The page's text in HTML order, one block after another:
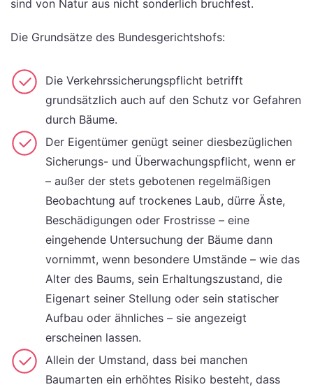
sind von Natur aus nicht sonderlich bruchfest.
Die Grundsätze des Bundesgerichtshofs:
Die Verkehrssicherungspflicht betrifft
grundsätzlich auch auf den Schutz vor Gefahren
durch Bäume.
Der Eigentümer genügt seiner diesbezüglichen
Sicherungs- und Überwachungspflicht, wenn er
– außer der stets gebotenen regelmäßigen
Beobachtung auf trockenes Laub, dürre Äste,
Beschädigungen oder Frostrisse – eine
eingehende Untersuchung der Bäume dann
vornimmt, wenn besondere Umstände – wie das
Alter des Baums, sein Erhaltungszustand, die
Eigenart seiner Stellung oder sein statischer
Aufbau oder ähnliches – sie angezeigt
erscheinen lassen.
Allein der Umstand, dass bei manchen
Baumarten ein erhöhtes Risiko besteht, dass